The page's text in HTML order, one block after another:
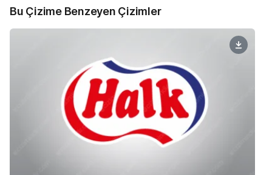
Bu Çizime Benzeyen Çizimler